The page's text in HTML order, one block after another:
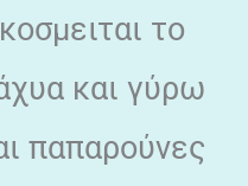
το
και γύρω
παπαρούνες